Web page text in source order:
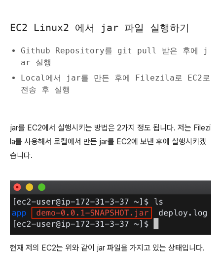
EC2 Linux2 에서 jar 파일 실행하기
Github Repository를 git pull 받은 후에 j
ar 실행
Local에서 jar를 만든 후에 Filezila로 EC2로
전송 후 실행
jar를 EC2에서 실행시키는 방법은 2가지 정도 됩니다. 저는 Filezi
la를 사용해서 로컬에서 만든 jar를 EC2에 보낸 후에 실행시키겠
습니다.
현재 저의 EC2는 위와 같이 jar 파일을 가지고 있는 상태입니다.